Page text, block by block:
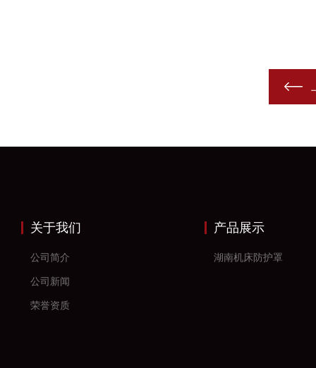
关于我们
公司简介
公司新闻
荣誉资质
产品展示
湖南机床防护罩